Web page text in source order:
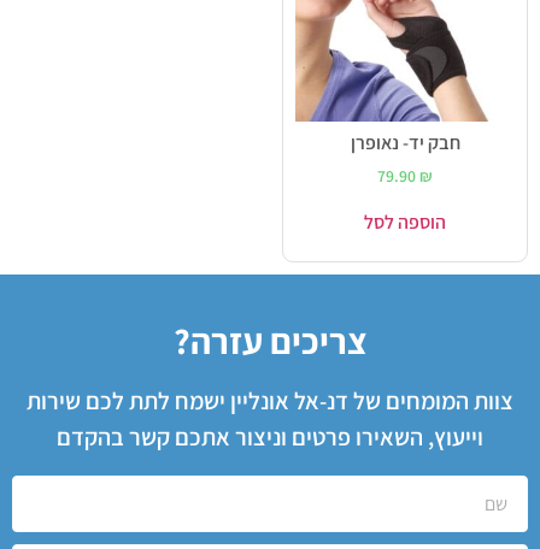
חבק יד- נאופרן
79.90 ₪
הוספה לסל
צריכים עזרה?
צוות המומחים של דנ-אל אונליין ישמח לתת לכם שירות
וייעוץ, השאירו פרטים וניצור אתכם קשר בהקדם